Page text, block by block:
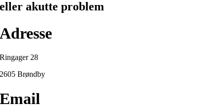
eller akutte problem
Adresse
Ringager 28
2605 Brøndby
Email